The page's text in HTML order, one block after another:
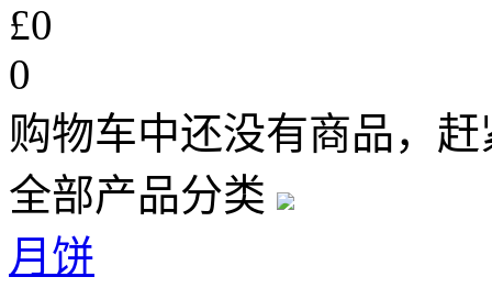
£0
0
购物车中还没有商品，
全部产品分类
月饼